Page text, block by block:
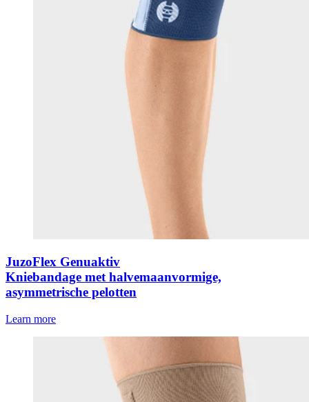
JuzoFlex Genuaktiv
Kniebandage met halvemaanvormige,
asymmetrische pelotten
Learn more